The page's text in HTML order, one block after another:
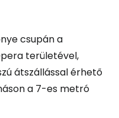
csupán a
területével,
átszállással érhető
a 7-es metró